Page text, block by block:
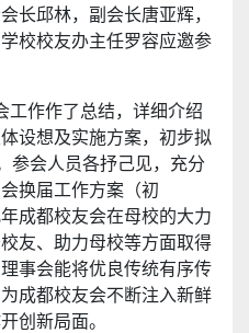
长邱林，副会长唐亚辉，
校校友办主任罗容应邀参
作作了总结，详细介绍
设想及实施方案，初步拟
参会人员各抒己见，充分
换届工作方案（初
成都校友会在母校的大力
友、助力母校等方面取得
事会能将优良传统有序传
成都校友会不断注入新鲜
创新局面。